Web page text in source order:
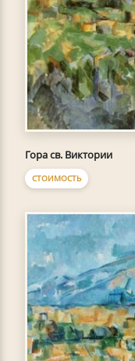
Гора св. Виктории
СТОИМОСТЬ